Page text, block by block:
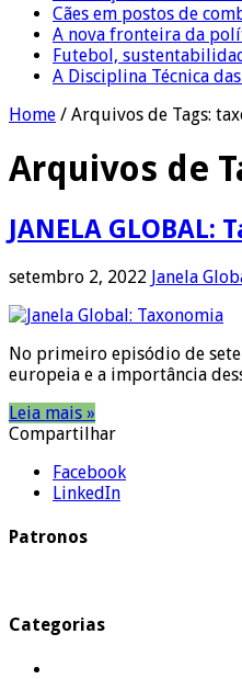
Cães em postos de
A nova fronteira da
Futebol,
A Disciplina Técnica
Home / Arquivos de Tags:
Arquivos de
JANELA GLOBAL:
setembro 2, 2022 Janela
No primeiro episódio de
europeia e a importância
Leia mais »
Compartilhar
Facebook
LinkedIn
Patronos
Categorias